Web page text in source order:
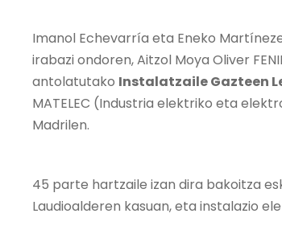
Imanol Echevarría eta Eneko
irabazi ondoren, Aitzol Moya Oliver
antolatutako Instalatzaile Gazteen
MATELEC (Industria elektriko eta
Madrilen.
45 parte hartzaile izan dira bakoitza
Laudioalderen kasuan, eta instalazio